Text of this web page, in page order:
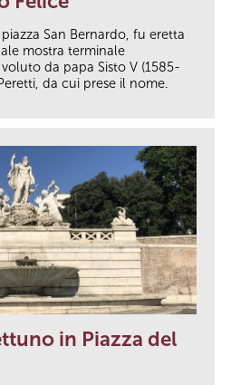
San Bernardo, fu eretta
mostra terminale
da papa Sisto V (1585-
da cui prese il nome.
in Piazza del